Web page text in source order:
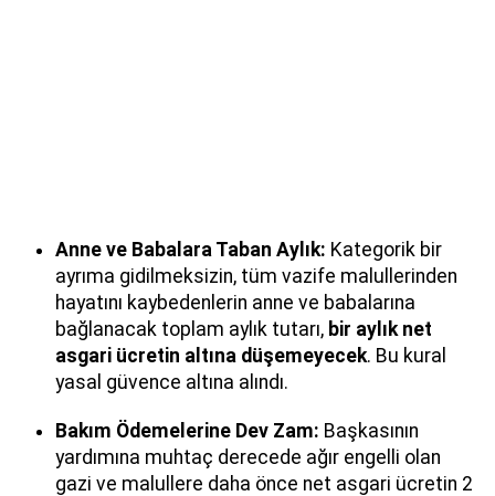
Anne ve Babalara Taban Aylık: Kategorik bir
ayrıma gidilmeksizin, tüm vazife malullerinden
hayatını kaybedenlerin anne ve babalarına
bağlanacak toplam aylık tutarı, bir aylık net
asgari ücretin altına düşemeyecek. Bu kural
yasal güvence altına alındı.
Bakım Ödemelerine Dev Zam: Başkasının
yardımına muhtaç derecede ağır engelli olan
gazi ve malullere daha önce net asgari ücretin 2